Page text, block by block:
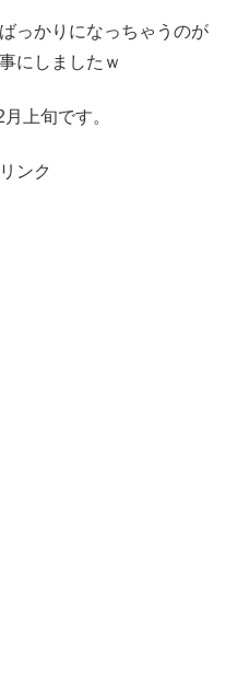
っかりになっちゃうのが
にしましたｗ
上旬です。
ンク